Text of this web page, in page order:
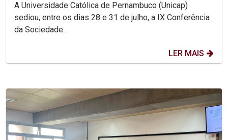
A Universidade Católica de Pernambuco (Unicap)
sediou, entre os dias 28 e 31 de julho, a IX Conferência
da Sociedade...
LER MAIS